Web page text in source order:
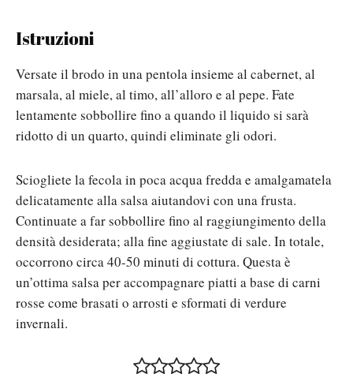
Istruzioni
Versate il brodo in una pentola insieme al cabernet, al
marsala, al miele, al timo, all’alloro e al pepe. Fate
lentamente sobbollire fino a quando il liquido si sarà
ridotto di un quarto, quindi eliminate gli odori.
Sciogliete la fecola in poca acqua fredda e amalgamatela
delicatamente alla salsa aiutandovi con una frusta.
Continuate a far sobbollire fino al raggiungimento della
densità desiderata; alla fine aggiustate di sale. In totale,
occorrono circa 40-50 minuti di cottura. Questa è
un’ottima salsa per accompagnare piatti a base di carni
rosse come brasati o arrosti e sformati di verdure
invernali.